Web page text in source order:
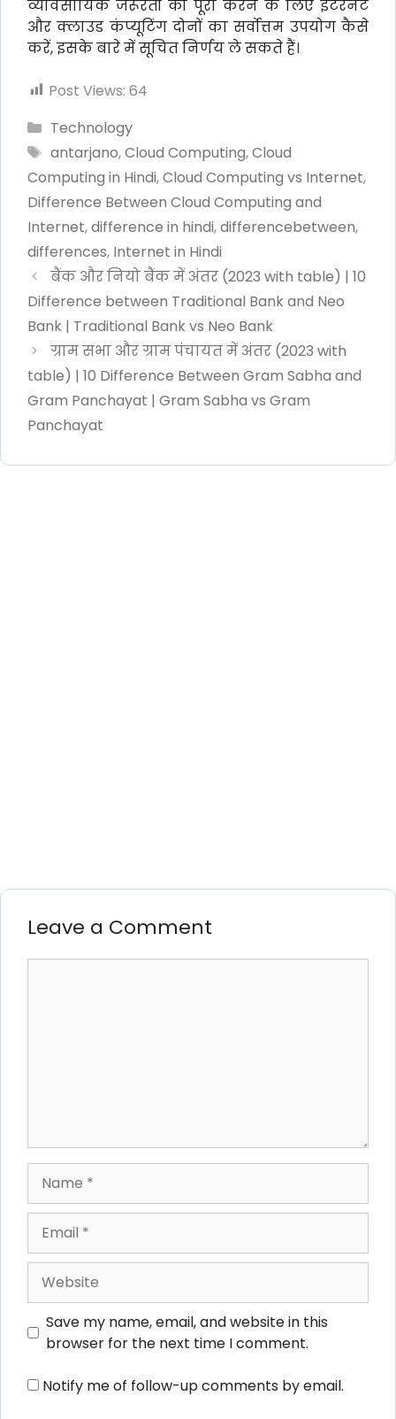
व्यावसायिक जरूरतों को पूरा करने के लिए इंटरनेट
और क्लाउड कंप्यूटिंग दोनों का सर्वोत्तम उपयोग कैसे
करें, इसके बारे में सूचित निर्णय ले सकते हैं।
Post Views: 64
Categories
Technology
Tags
antarjano,Cloud Computing,Cloud
Computing in Hindi,Cloud Computing vs Internet,
Difference Between Cloud Computing and
Internet,difference in hindi,differencebetween,
differences, Internet in Hindi
बैंक और नियो बैंक में अंतर (2023 with table) | 10
Difference between Traditional Bank and Neo
Bank | Traditional Bank vs Neo Bank
ग्राम सभा और ग्राम पंचायत में अंतर (2023 with
table) | 10 Difference Between Gram Sabha and
Gram Panchayat | Gram Sabha vs Gram
Panchayat
Leave a Comment
Save my name, email, and website in this
browser for the next time I comment.
Notify me of follow-up comments by email.